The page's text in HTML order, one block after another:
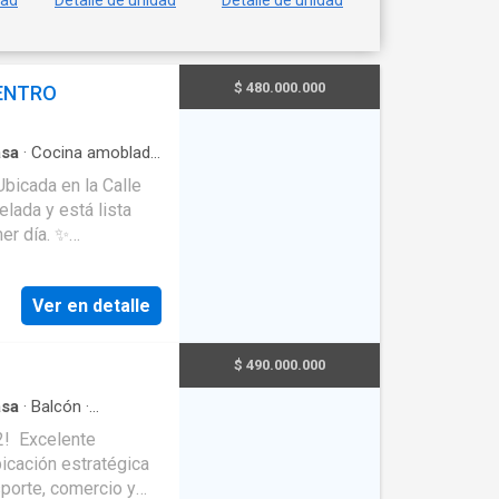
y
· Cocina amoblada
y está lista
✨
Ver en detalle
$ 480.000.000
· Balcón ·
estratégica
comercio y
$ 490.000.000